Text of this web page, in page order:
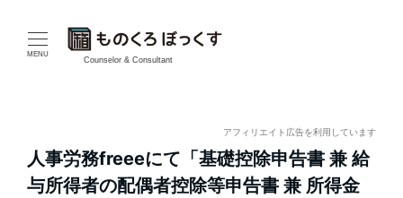
MENU
Counselor & Consultant
アフィリエイト広告を利用しています
人事労務freeeにて「基礎控除申告書 兼 給
与所得者の配偶者控除等申告書 兼 所得金